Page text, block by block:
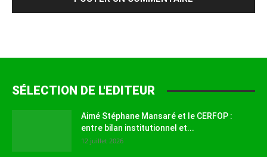
SÉLECTION DE L'EDITEUR
Aimé Stéphane Mansaré et le CERFOP :
entre bilan institutionnel et...
12 juillet 2026